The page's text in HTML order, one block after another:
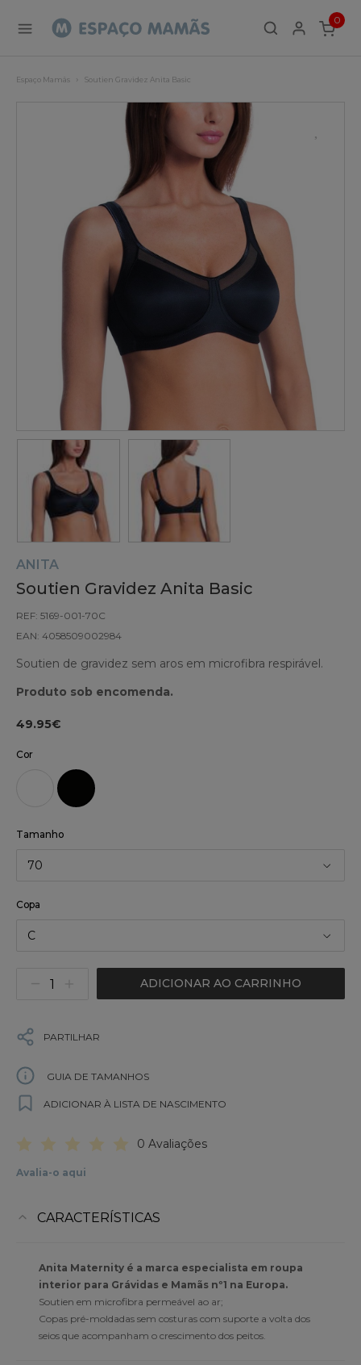
0
ITEMS
Espaço Mamãs Soutien Gravidez Anita Basic
ANITA
Soutien Gravidez Anita Basic
REF: 5169-001-70C
EAN: 4058509002984
Soutien de gravidez sem aros em microfibra respirável.
Produto sob encomenda.
49.95€
Cor
Tamanho
70
Copa
C
ADICIONAR AO CARRINHO
PARTILHAR
GUIA DE TAMANHOS
ADICIONAR À LISTA DE NASCIMENTO
0 Avaliações
Avalia-o aqui
CARACTERÍSTICAS
Anita Maternity é a marca especialista em roupa
interior para Grávidas e Mamãs nº1 na Europa.
Soutien em microfibra permeável ao ar;
Copas pré-moldadas sem costuras com suporte a volta dos
seios que acompanham o crescimento dos peitos.